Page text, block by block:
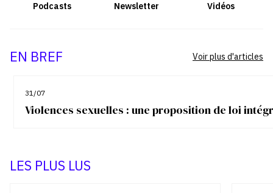
Podcasts Newsletter Vidéos
EN BREF
31/07
Violences sexuelles : une proposition de loi
Voir plus d'articles
LES PLUS LUS